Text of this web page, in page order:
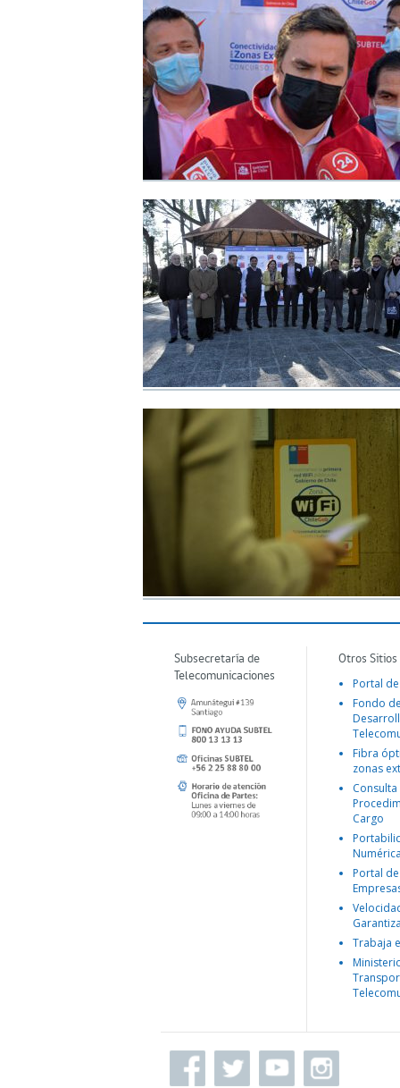
Subsecretaría de
Telecomunicaciones
Otros
Portal
Fondo
Fibra
zonas
Consulta
Cargo
Portal
Trabaja